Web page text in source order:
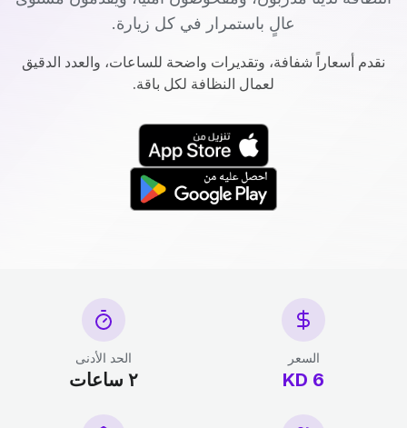
عالٍ باستمرار في كل زيارة.
نقدم أسعاراً شفافة، وتقديرات واضحة للساعات، والعدد الدقيق
لعمال النظافة لكل باقة.
السعر
6 KD
الحد الأدنى
٢ ساعات